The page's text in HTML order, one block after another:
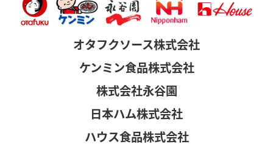
オタフクソース株式会社
ケンミン食品株式会社
株式会社永谷園
日本ハム株式会社
ハウス食品株式会社